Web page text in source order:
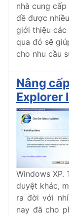
nhà cung
đề được
giới thiệu các
qua đó sẽ
cho nhu cầu
Nâng
Explorer
Windows XP.
duyệt khác,
ra đời với
nay đã cho